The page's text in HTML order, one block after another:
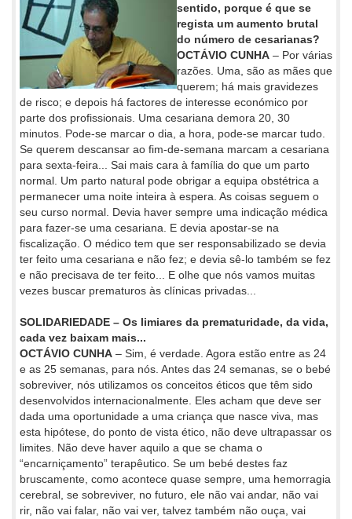
sentido, porque é que se
regista um aumento brutal
do número de cesarianas?
OCTÁVIO CUNHA – Por várias
razões. Uma, são as mães que
querem; há mais gravidezes
de risco; e depois há factores de interesse económico por
parte dos profissionais. Uma cesariana demora 20, 30
minutos. Pode-se marcar o dia, a hora, pode-se marcar tudo.
Se querem descansar ao fim-de-semana marcam a cesariana
para sexta-feira... Sai mais cara à família do que um parto
normal. Um parto natural pode obrigar a equipa obstétrica a
permanecer uma noite inteira à espera. As coisas seguem o
seu curso normal. Devia haver sempre uma indicação médica
para fazer-se uma cesariana. E devia apostar-se na
fiscalização. O médico tem que ser responsabilizado se devia
ter feito uma cesariana e não fez; e devia sê-lo também se fez
e não precisava de ter feito... E olhe que nós vamos muitas
vezes buscar prematuros às clínicas privadas...
SOLIDARIEDADE – Os limiares da prematuridade, da vida,
cada vez baixam mais...
OCTÁVIO CUNHA – Sim, é verdade. Agora estão entre as 24
e as 25 semanas, para nós. Antes das 24 semanas, se o bebé
sobreviver, nós utilizamos os conceitos éticos que têm sido
desenvolvidos internacionalmente. Eles acham que deve ser
dada uma oportunidade a uma criança que nasce viva, mas
esta hipótese, do ponto de vista ético, não deve ultrapassar os
limites. Não deve haver aquilo a que se chama o
“encarniçamento” terapêutico. Se um bebé destes faz
bruscamente, como acontece quase sempre, uma hemorragia
cerebral, se sobreviver, no futuro, ele não vai andar, não vai
rir, não vai falar, não vai ver, talvez também não ouça, vai